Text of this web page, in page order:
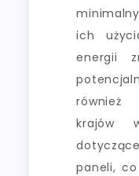
ich
energii
również
krajów
paneli,